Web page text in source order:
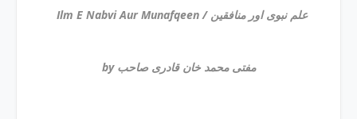
Ilm E Nabvi Aur Munafqeen / علم نبوی اور منافقین
by مفتی محمد خان قادری صاحب